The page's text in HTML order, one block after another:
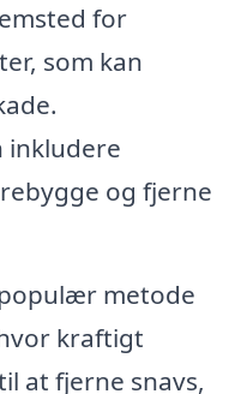
for
som kan
inkludere
og fjerne
metode
kraftigt
at fjerne snavs,